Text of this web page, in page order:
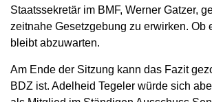
Staatssekretär im BMF, Werner Gatzer,
zeitnahe Gesetzgebung zu erwirken. Ob
bleibt abzuwarten.
Am Ende der Sitzung kann das Fazit
BDZ ist. Adelheid Tegeler würde sich